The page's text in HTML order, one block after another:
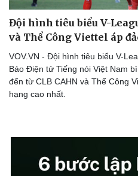
Đội hình tiêu biểu V-
và Thể Công Viettel áp
VOV.VN - Đội hình tiêu biểu V-
Báo Điện tử Tiếng nói Việt Nam
đến từ CLB CAHN và Thể Công
hạng cao nhất.